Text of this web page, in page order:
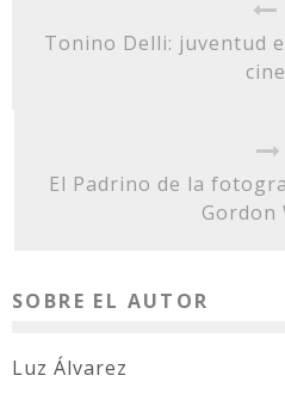
Tonino Delli: juventud
cine
El Padrino de la
Gordon
SOBRE EL AUTOR
Luz Álvarez